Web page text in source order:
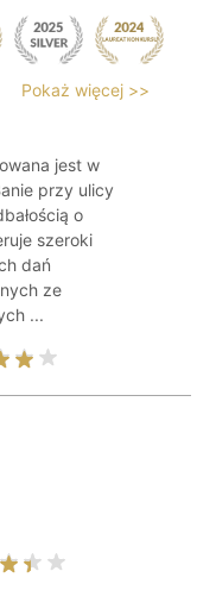
Pokaż więcej >>
jest w
przy ulicy
o
szeroki
dań
ze
...